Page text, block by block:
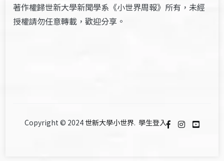
著作權歸世新大學新聞學系《小世界周報》所有，未經
授權請勿任意轉載，歡迎分享。
Copyright © 2024 世新大學小世界. 學生登入